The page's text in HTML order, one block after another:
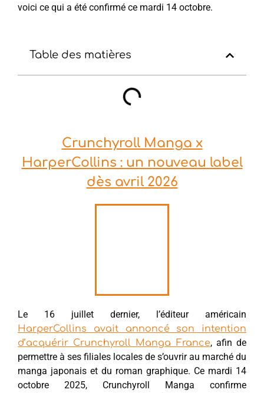
voici ce qui a été confirmé ce mardi 14 octobre.
Table des matières
Crunchyroll Manga x
HarperCollins : un nouveau label
dès avril 2026
Le 16 juillet dernier, l’éditeur américain
HarperCollins avait annoncé son intention
d’acquérir Crunchyroll Manga France, afin de
permettre à ses filiales locales de s’ouvrir au marché du
manga japonais et du roman graphique. Ce mardi 14
octobre 2025, Crunchyroll Manga confirme